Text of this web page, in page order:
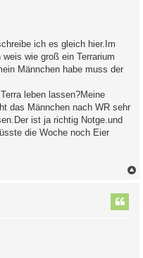
ich es gleich hier.Im
wie groß ein Terrarium
Männchen habe muss der
leben lassen?Meine
das Männchen nach WR sehr
ist ja richtig Notge.und
die Woche noch Eier